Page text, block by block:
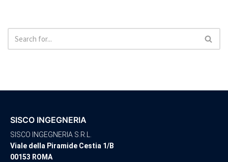
SISCO INGEGNERIA
SISCO INGEGNERIA S.R.L.
Viale della Piramide Cestia 1/B
00153 ROMA